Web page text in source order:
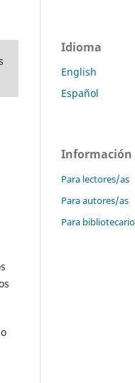
Idioma
English
Español
Información
Para lectores/as
Para autores/as
Para